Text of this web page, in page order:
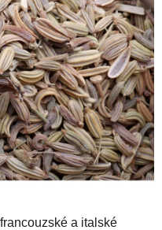
a italské